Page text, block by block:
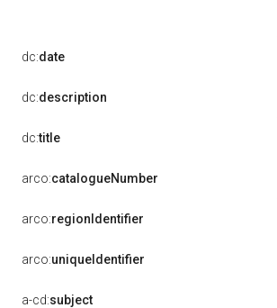
dc:date
dc:description
dc:title
arco:catalogueNumber
arco:regionIdentifier
arco:uniqueIdentifier
a-cd:subject